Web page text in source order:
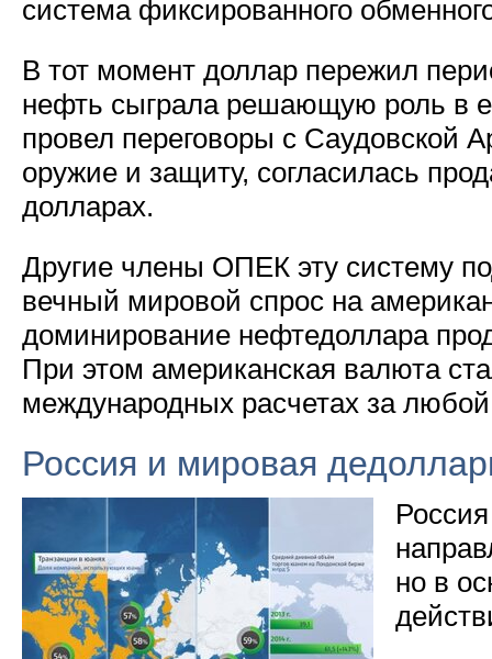
система фиксированного
В тот момент доллар пережил
нефть сыграла решающую роль в
провел переговоры с Саудовской
оружие и защиту, согласилась
долларах.
Другие члены ОПЕК эту систему
вечный мировой спрос на
доминирование нефтедоллара
При этом американская валюта
международных расчетах за любой
Россия и мировая
но в